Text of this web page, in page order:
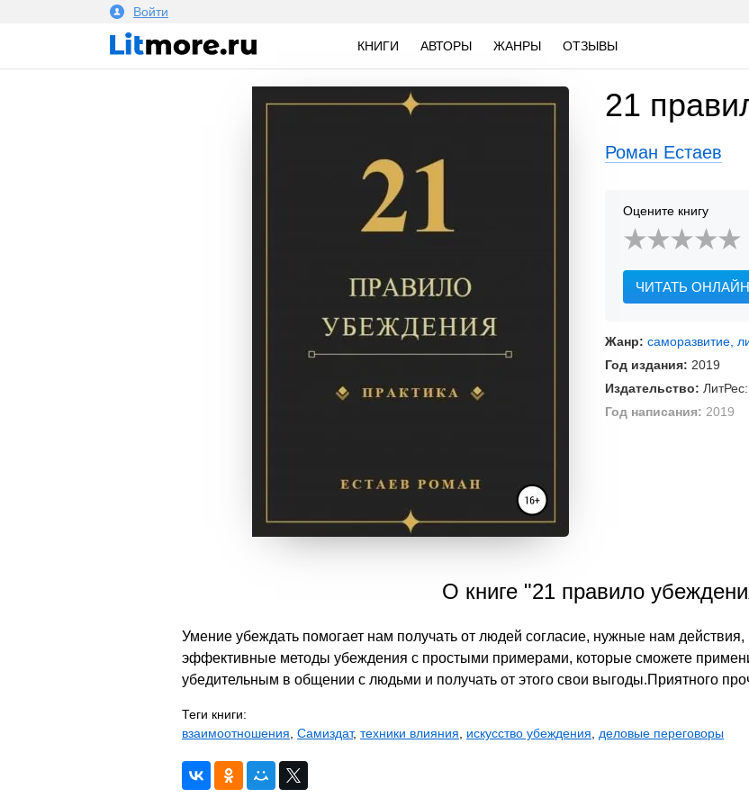
Войти
КНИГИ АВТОРЫ ЖАНРЫ ОТЗЫВЫ
21
Роман Естаев
Оцените книгу
ЧИТАТЬ ОНЛАЙН
Жанр: саморазвитие,
Год издания: 2019
Издательство:
Год написания: 2019
О книге "21 правило
Умение убеждать помогает нам получать от людей согласие, нужные нам
эффективные методы убеждения с простыми примерами, которые сможете
убедительным в общении с людьми и получать от этого свои выгоды.Приятного
Теги книги:
взаимоотношения Самиздат, техники влияния искусство убеждения деловые переговоры